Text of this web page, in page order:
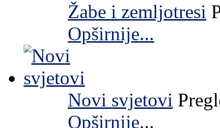
Žabe i zemljotresi
Opširnije...
Novi svjetovi
Opširnije...